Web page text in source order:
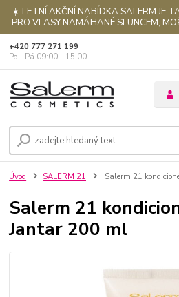
☀️ LETNÍ AKČNÍ NABÍDKA SALERM JE
PRO VLASY NAMÁHANÉ SLUNCEM,
+420 777 271 199
Po - Pá 09:00 - 15:00
Úvod SALERM 21 Salerm 21
Salerm 21
Jantar 200 ml